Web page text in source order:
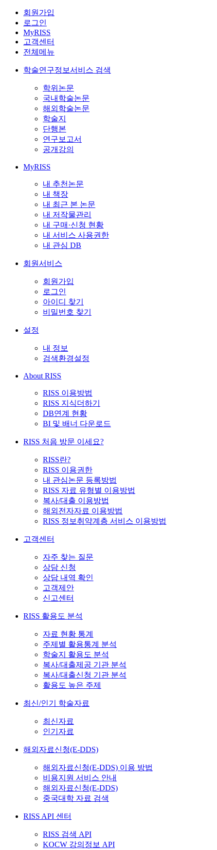
회원가입
로그인
MyRISS
고객센터
전체메뉴
학술연구정보서비스 검색
학위논문
국내학술논문
해외학술논문
학술지
단행본
연구보고서
공개강의
MyRISS
내 추천논문
내 책장
내 최근 본 논문
내 저작물관리
내 구매·신청 현황
내 서비스 사용권한
내 관심 DB
회원서비스
회원가입
로그인
아이디 찾기
비밀번호 찾기
설정
내 정보
검색환경설정
About RISS
RISS 이용방법
RISS 지식더하기
DB연계 현황
BI 및 배너 다운로드
RISS 처음 방문 이세요?
RISS란?
RISS 이용권한
내 관심논문 등록방법
RISS 자료 유형별 이용방법
복사/대출 이용방법
해외전자자료 이용방법
RISS 정보취약계층 서비스 이용방법
고객센터
자주 찾는 질문
상담 신청
상담 내역 확인
고객제안
신고센터
RISS 활용도 분석
자료 현황 통계
주제별 활용통계 분석
학술지 활용도 분석
복사/대출제공 기관 분석
복사/대출신청 기관 분석
활용도 높은 주제
최신/인기 학술자료
최신자료
인기자료
해외자료신청(E-DDS)
해외자료신청(E-DDS) 이용 방법
비용지원 서비스 안내
해외자료신청(E-DDS)
중국대학 자료 검색
RISS API 센터
RISS 검색 API
KOCW 강의정보 API